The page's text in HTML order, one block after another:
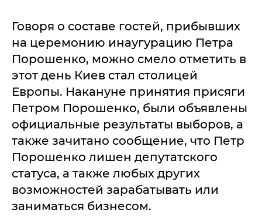
Говоря о составе гостей, прибывших
на церемонию инаугурацию Петра
Порошенко, можно смело отметить в
этот день Киев стал столицей
Европы. Накануне принятия присяги
Петром Порошенко, были объявлены
официальные результаты выборов, а
также зачитано сообщение, что Петр
Порошенко лишен депутатского
статуса, а также любых других
возможностей зарабатывать или
заниматься бизнесом.